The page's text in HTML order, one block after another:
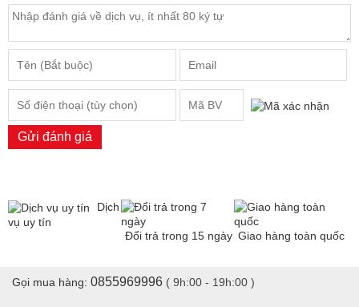
Gửi đánh giá
Dịch
vụ uy tín
Đổi trả trong 15 ngày Giao hàng toàn quốc
Gọi mua hàng: 0855969996 ( 9h:00 - 19h:00 )